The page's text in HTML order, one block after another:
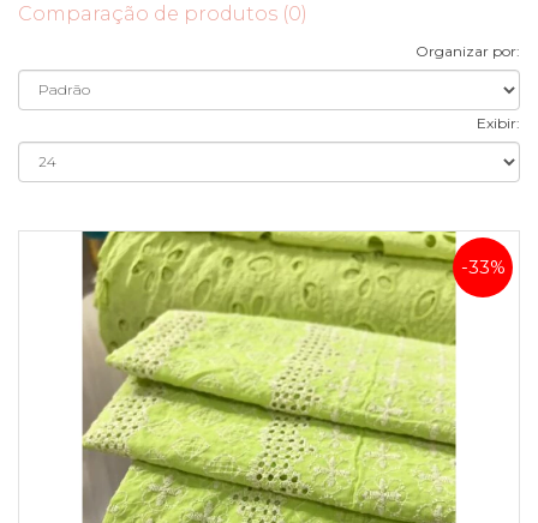
Comparação de produtos (0)
Organizar por:
Exibir:
-33%